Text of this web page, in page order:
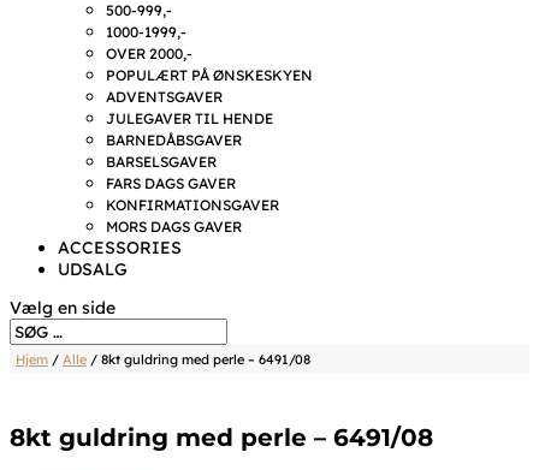
500-999,-
1000-1999,-
OVER 2000,-
POPULÆRT PÅ ØNSKESKYEN
ADVENTSGAVER
JULEGAVER TIL HENDE
BARNEDÅBSGAVER
BARSELSGAVER
FARS DAGS GAVER
KONFIRMATIONSGAVER
MORS DAGS GAVER
ACCESSORIES
UDSALG
Vælg en side
Hjem / Alle / 8kt guldring med perle – 6491/08
8kt guldring med perle – 6491/08